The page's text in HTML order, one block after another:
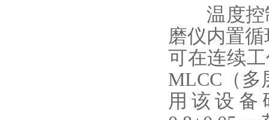
温度控制
磨仪内置
可在连续
MLCC（多
用该设备